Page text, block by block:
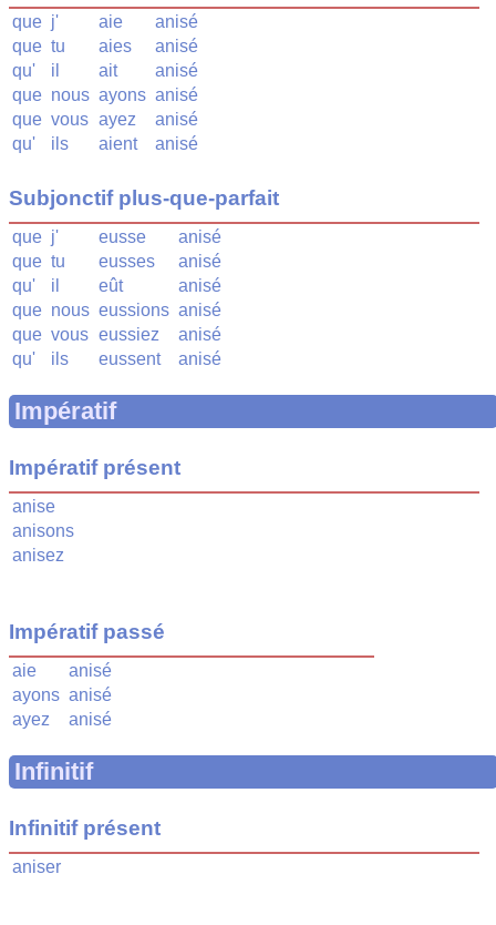
que j' aie
anisé
que tu aies
anisé
qu'
il ait
anisé
que nous ayons anisé
que vous ayez
anisé
qu'
ils aient anisé
Subjonctif plus-que-parfait
que j' eusse
anisé
que tu eusses
anisé
qu'
il eût
anisé
que nous eussions anisé
que vous eussiez
anisé
qu'
ils eussent anisé
Impératif
Impératif présent
anise
anisons
anisez
Impératif passé
aie
anisé
ayons anisé
ayez
anisé
Infinitif
Infinitif présent
aniser